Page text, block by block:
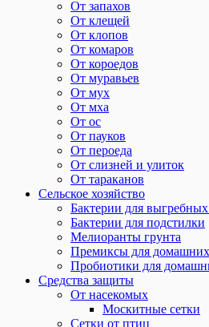
От запахов
От клещей
От клопов
От комаров
От короедов
От муравьев
От мух
От мха
От ос
От пауков
От пероеда
От слизней и улиток
От тараканов
Сельское хозяйство
Бактерии для
Бактерии для подстилки
Мелиоранты грунта
Премиксы для
Пробиотики для
Средства защиты
От насекомых
Москитные сетки
Сетки от птиц